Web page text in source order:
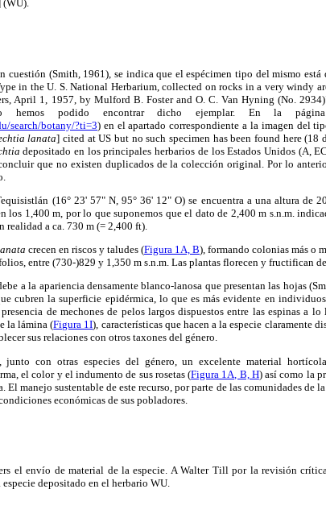
(WU).
cuestión (Smith, 1961), se indica que el espécimen tipo del mismo
in the U. S. National Herbarium, collected on rocks in a very windy
April 1, 1957, by Mulford B. Foster and O. C. Van Hyning (No.
hemos podido encontrar dicho ejemplar. En la
search/botany/?ti=3) en el apartado correspondiente a la imagen del
lanata] cited at US but no such specimen has been found here (18
depositado en los principales herbarios de los Estados Unidos (A,
que no existen duplicados de la colección original. Por lo
(16° 23' 57" N, 95° 36' 12" O) se encuentra a una altura de
los 1,400 m, por lo que suponemos que el dato de 2,400 m s.n.m.
realidad a ca. 730 m (= 2,400 ft).
crecen en riscos y taludes (Figura 1A, B), formando colonias más o
entre (730-)829 y 1,350 m s.n.m. Las plantas florecen y fructifican
a la apariencia densamente blanco-lanosa que presentan las hojas
cubren la superficie epidérmica, lo que es más evidente en
de mechones de pelos largos dispuestos entre las espinas a
la lámina (Figura 1I), características que hacen a la especie claramente
sus relaciones con otros taxones del género.
junto con otras especies del género, un excelente material
el color y el indumento de sus rosetas (Figura 1A, B, H) así como la
manejo sustentable de este recurso, por parte de las comunidades de
económicas de sus pobladores.
el envío de material de la especie. A Walter Till por la revisión
depositado en el herbario WU.